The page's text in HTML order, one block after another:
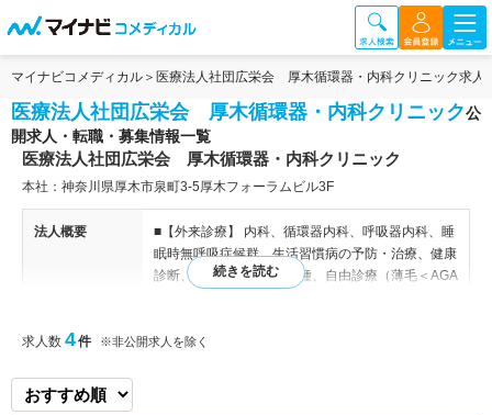
マイナビコメディカル 医療法人社団広栄会 厚木循環器・内科クリニック求人
医療法人社団広栄会 厚木循環器・内科クリニック公
開求人・転職・募集情報一覧
医療法人社団広栄会 厚木循環器・内科クリニック
本社：神奈川県厚木市泉町3-5厚木フォーラムビル3F
法人概要
■【外来診療】 内科、循環器内科、呼吸器内科、睡
眠時無呼吸症候群、生活習慣病の予防・治療、健康
診断、禁煙治療、予防接種、自由診療（薄毛＜AGA
特色
ドクター20名以上在籍あり！（常勤2名、非常勤25
求人数 4件 ※非公開求人を除く